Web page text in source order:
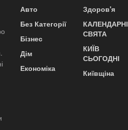
Авто
Без Категорії
Бізнес
Дім
Економіка
Здоров'я
КАЛЕНДАРНІ
СВЯТА
КИЇВ
СЬОГОДНІ
Київщіна